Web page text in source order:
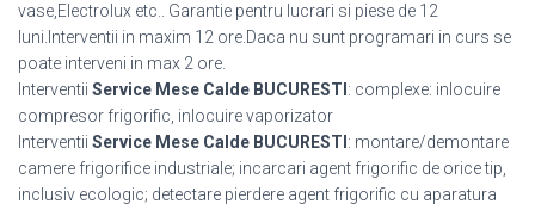
vase,Electrolux etc.. Garantie pentru lucrari si piese de 12
luni.Interventii in maxim 12 ore.Daca nu sunt programari in curs se
poate interveni in max 2 ore.
Interventii Service Mese Calde BUCURESTI : complexe: inlocuire
compresor frigorific, inlocuire vaporizator
Interventii Service Mese Calde BUCURESTI : montare/demontare
camere frigorifice industriale; incarcari agent frigorific de orice tip,
inclusiv ecologic; detectare pierdere agent frigorific cu aparatura